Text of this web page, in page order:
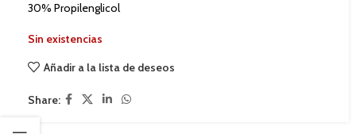
30% Propilenglicol
Sin existencias
Añadir a la lista de deseos
Share: